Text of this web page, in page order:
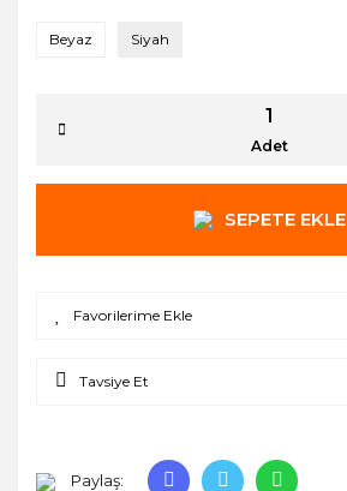
Beyaz Siyah
Adet
SEPETE EKLE
Tavsiye Et
Paylaş: